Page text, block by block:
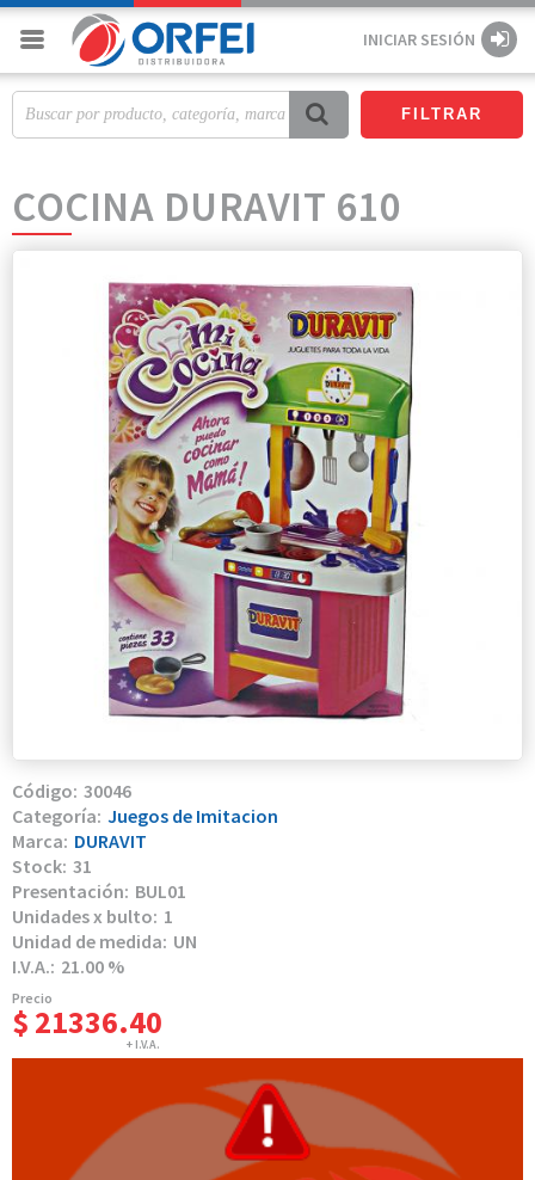
INICIAR SESIÓN
FILTRAR
COCINA DURAVIT 610
30046
Juegos de Imitacion
DURAVIT
31
BUL01
1
UN
21.00 %
$ 21336.40